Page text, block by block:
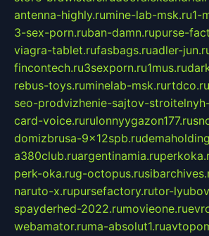
antenna-highly.rumine-lab-msk.ru1-
3-sex-porn.ruban-damn.rupurse-
viagra-tablet.rufasbags.ruadler-
fincontech.ru3sexporn.ru1mus.ru
rebus-toys.ruminelab-msk.rurtdco.ru
seo-prodvizhenie-sajtov-
card-voice.rurulonnyygazon177.ru
domizbrusa-9x12spb.ru
a380club.ruargentinamia.ru
perk-oka.rug-octopus.ru
naruto-x.rupursefactory.rutor-
spayderhed-2022.rumovieone.ru
webamator.ruma-absolut1.ru